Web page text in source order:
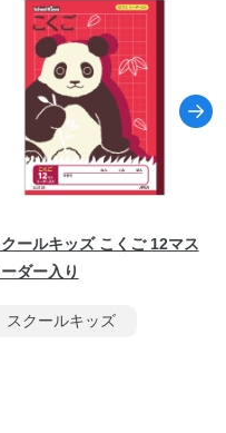
クールキッズ こくご 12マス
ーダー入り
スクールキッズ